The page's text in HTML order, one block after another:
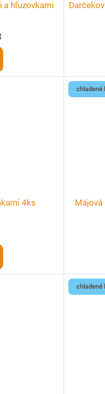
a hľuzovkami
4ks
chladené
chladené